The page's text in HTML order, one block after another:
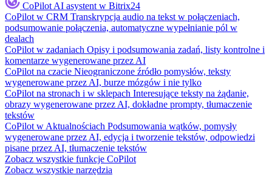
CoPilot AI asystent w Bitrix24
CoPilot w CRM Transkrypcja audio na tekst w połączeniach,
podsumowanie połączenia, automatyczne wypełnianie pól w
dealach
CoPilot w zadaniach Opisy i podsumowania zadań, listy kontrolne i
komentarze wygenerowane przez AI
CoPilot na czacie Nieograniczone źródło pomysłów, teksty
wygenerowane przez AI, burze mózgów i nie tylko
CoPilot na stronach i w sklepach Interesujące teksty na żądanie,
obrazy wygenerowane przez AI, dokładne prompty, tłumaczenie
tekstów
CoPilot w Aktualnościach Podsumowania wątków, pomysły
wygenerowane przez AI, edycja i tworzenie tekstów, odpowiedzi
pisane przez AI, tłumaczenie tekstów
Zobacz wszystkie funkcje CoPilot
Zobacz wszystkie narzędzia